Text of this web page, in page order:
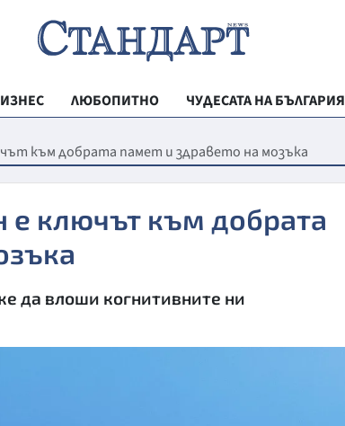
ЛЮБОПИТНО
ЧУДЕСАТА НА БЪЛГАРИЯ
ВЕСТНИК
ЗДРАВЕ
към добрата памет и здравето на мозъка
е ключът към добрата
да влоши когнитивните ни